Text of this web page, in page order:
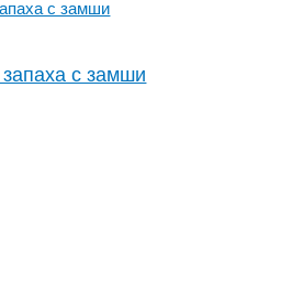
запаха с замши